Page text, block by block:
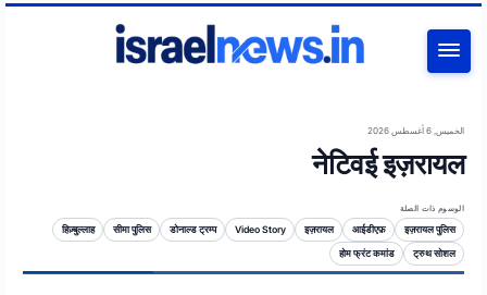
الخميس, 6 أغسطس 2026
नेटिवई इज़रायल
الوسوم ذات الصلة
इज़रायल पुलिस
आईडीएफ़
इज़रायल
Video Story
डोनाल्ड ट्रम्प
सीमा पुलिस
हिज़्बुल्लाह
ट्रुथ सोशल
होम फ्रंट कमांड